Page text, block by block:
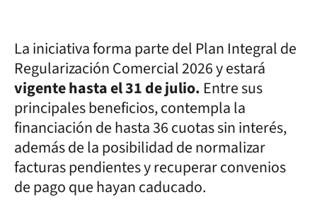
La iniciativa forma parte del Plan Integral de
Regularización Comercial 2026 y estará
vigente hasta el 31 de julio. Entre sus
principales beneficios, contempla la
financiación de hasta 36 cuotas sin interés,
además de la posibilidad de normalizar
facturas pendientes y recuperar convenios
de pago que hayan caducado.